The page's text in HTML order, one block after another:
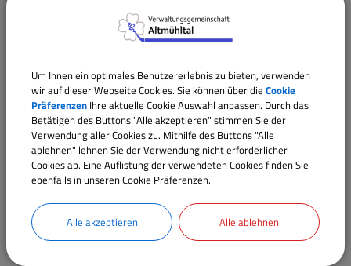
Überarbeitung der Dateien mit speziellen
Programmen muss gelernt sein - zumal eine
Barrierefreiheit führt. Zudem werden auch PDF-
Dokumente von Dritten übermittelt. Diese können
zwar beschreibbar gemacht und vereinfacht werden,
allerdings können diese nicht vollständig barrierefrei
überarbeitet werden. Die Mitarbeiterkapazität der
Gemeinde, kann ein solch umfangreiches
Unterfangen derzeit nicht nicht dauerhaft in Ihren
Prozessen etablieren. Deshalb sind unsere Mitarbeiter
Um Ihnen ein optimales Benutzererlebnis zu bieten, verwenden
wir auf dieser Webseite Cookies. Sie können über die Cookie
Präferenzen Ihre aktuelle Cookie Auswahl anpassen. Durch das
Betätigen des Buttons "Alle akzeptieren" stimmen Sie der
Verwendung aller Cookies zu. Mithilfe des Buttons "Alle
ablehnen" lehnen Sie der Verwendung nicht erforderlicher
Cookies ab. Eine Auflistung der verwendeten Cookies finden Sie
ebenfalls in unseren Cookie Präferenzen.
Alle akzeptieren Alle ablehnen